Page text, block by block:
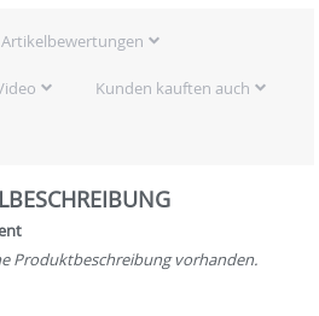
Artikelbewertungen
Kunden kauften auch
Produktbeschreibung vorhanden.